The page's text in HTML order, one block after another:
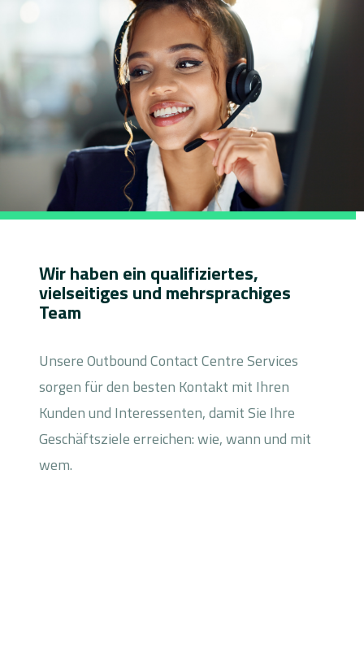
Wir haben ein qualifiziertes,
vielseitiges und mehrsprachiges
Team
Unsere Outbound Contact Centre Services
sorgen für den besten Kontakt mit Ihren
Kunden und Interessenten, damit Sie Ihre
Geschäftsziele erreichen: wie, wann und mit
wem.
Optik